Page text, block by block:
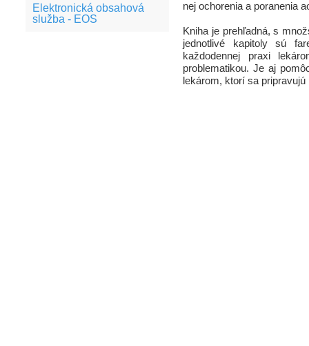
Elektronická obsahová
služba - EOS
nej ochorenia a poranenia
Kniha je prehľadná, s
jednotlivé kapitoly sú
každodennej praxi
problematikou. Je aj
lekárom, ktorí sa pripravujú